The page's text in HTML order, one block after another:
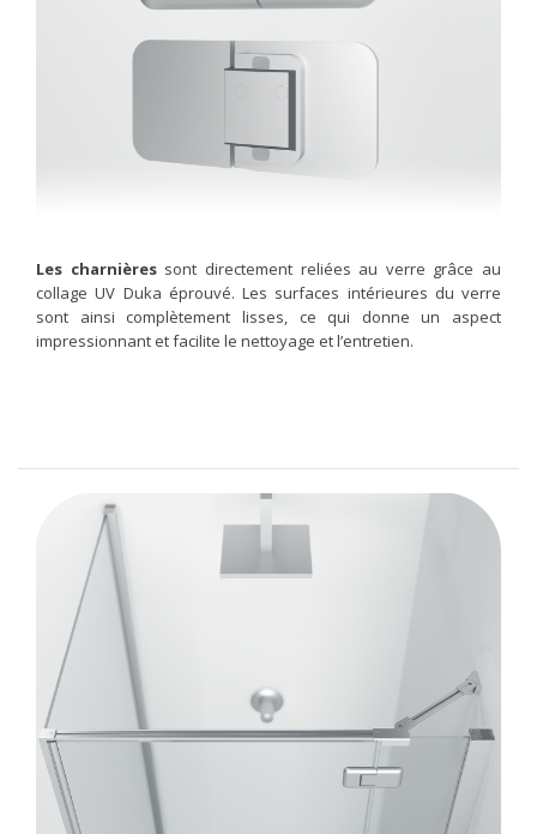
Les charnièressont directement reliées au verre grâce au
collage UV Duka éprouvé. Les surfaces intérieures du verre
sont ainsi complètement lisses, ce qui donne un aspect
impressionnant et facilite le nettoyage et l’entretien.